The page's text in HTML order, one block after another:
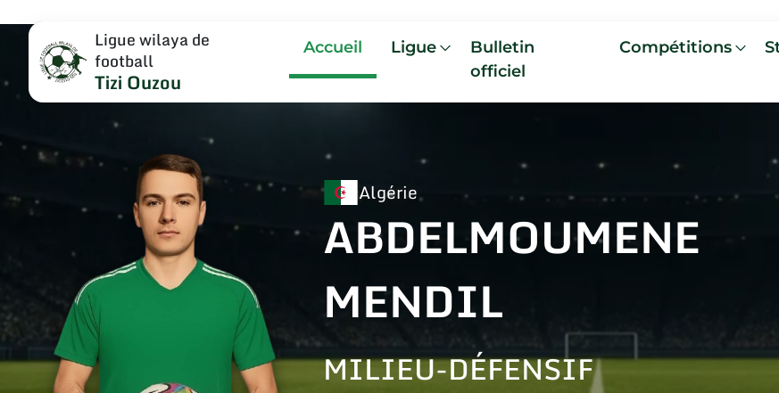
Ligue wilaya de
football
Tizi Ouzou
Accueil Ligue
Bulletin
officiel
Compétitions
Algérie
ABDELMOUMENE
MENDIL
MILIEU-DÉFENSIF